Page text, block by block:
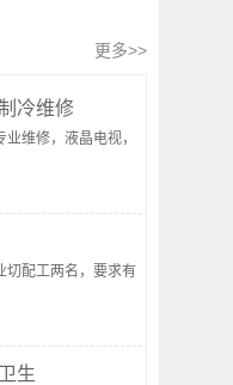
更多>>
冷维修
维修，液晶电视，
切配工两名，要求有
生